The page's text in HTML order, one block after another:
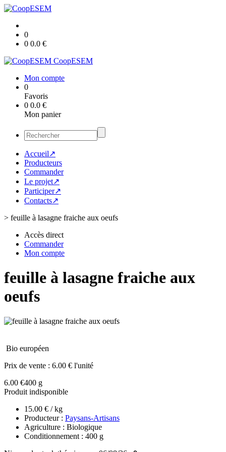
0
0 0.0 €
CoopESEM
Mon compte
0
Favoris
0 0.0 €
Mon panier
Accueil↗
Producteurs
Commander
Le projet↗
Participer↗
Contacts↗
> feuille à lasagne fraiche aux oeufs
Accès direct
Commander
Mon compte
feuille à lasagne fraiche aux
oeufs
Bio européen
Prix de vente : 6.00 € l'unité
6.00 €400 g
Produit indisponible
15.00 € / kg
Producteur : Paysans-Artisans
Agriculture : Biologique
Conditionnement : 400 g